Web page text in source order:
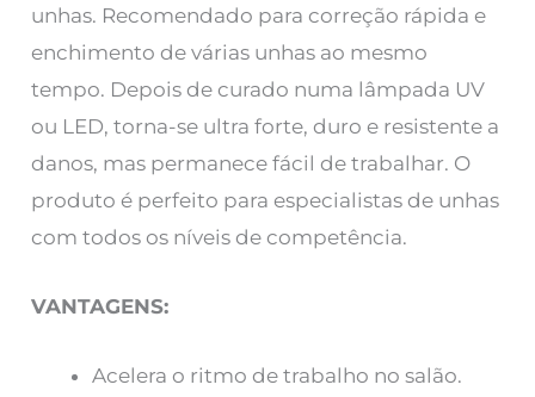
unhas. Recomendado para correção rápida e
enchimento de várias unhas ao mesmo
tempo. Depois de curado numa lâmpada UV
ou LED, torna-se ultra forte, duro e resistente a
danos, mas permanece fácil de trabalhar. O
produto é perfeito para especialistas de unhas
com todos os níveis de competência.
VANTAGENS:
Acelera o ritmo de trabalho no salão.